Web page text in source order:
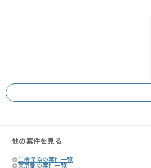
他の案件を見る
生命保険の案件一覧
東京都の案件一覧